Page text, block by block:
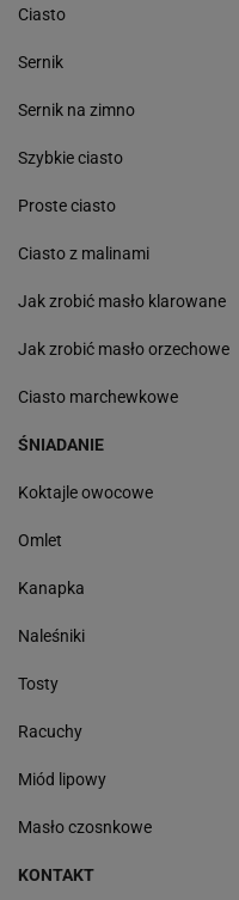
Ciasto
Sernik
Sernik na zimno
Szybkie ciasto
Proste ciasto
Ciasto z malinami
Jak zrobić masło klarowane
Jak zrobić masło orzechowe
Ciasto marchewkowe
ŚNIADANIE
Koktajle owocowe
Omlet
Kanapka
Naleśniki
Tosty
Racuchy
Miód lipowy
Masło czosnkowe
KONTAKT